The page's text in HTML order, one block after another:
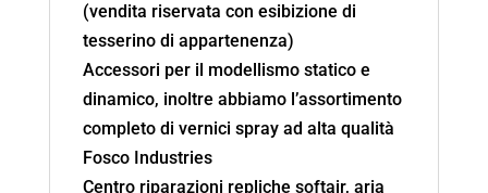
(vendita riservata con esibizione di
tesserino di appartenenza)
Accessori per il modellismo statico e
dinamico, inoltre abbiamo l’assortimento
completo di vernici spray ad alta qualità
Fosco Industries
Centro riparazioni repliche softair, aria